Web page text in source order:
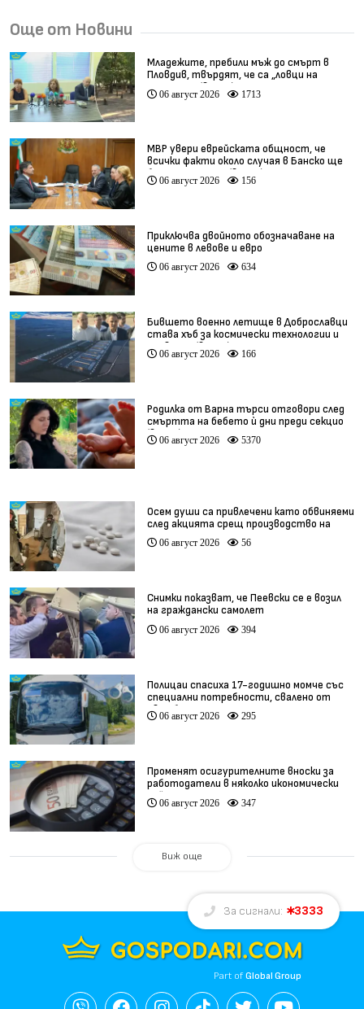
Още от Новини
Младежите, пребили мъж до смърт в
Пловдив, твърдят, че са „ловци на
педофили” (видео)
06 август 2026 1713
МВР увери еврейската общност, че
всички факти около случая в Банско ще
бъдат изяснени (видео)
06 август 2026 156
Приключва двойното обозначаване на
цените в левове и евро
06 август 2026 634
Бившето военно летище в Доброславци
става хъб за космически технологии и
иновации (видео)
06 август 2026 166
Родилка от Варна търси отговори след
смъртта на бебето ѝ дни преди секцио
(видео)
06 август 2026 5370
Осем души са привлечени като обвиняеми
след акцията срещ производство на
фентанил
06 август 2026 56
Снимки показват, че Пеевски се е возил
на граждански самолет
06 август 2026 394
Полицаи спасиха 17-годишно момче със
специални потребности, свалено от
автобус
06 август 2026 295
Променят осигурителните вноски за
работодатели в няколко икономически
дейности
06 август 2026 347
Виж още
За сигнали: 3333
Part ofGlobal Group